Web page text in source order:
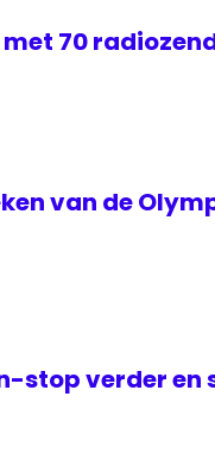
70
van de
stop verder en